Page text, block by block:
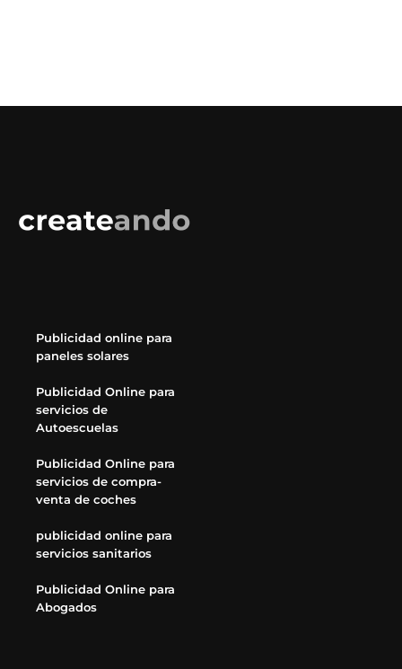
Publicidad online para
paneles solares
Publicidad Online para
servicios de
Autoescuelas
Publicidad Online para
servicios de compra-
venta de coches
publicidad online para
servicios sanitarios
Publicidad Online para
Abogados